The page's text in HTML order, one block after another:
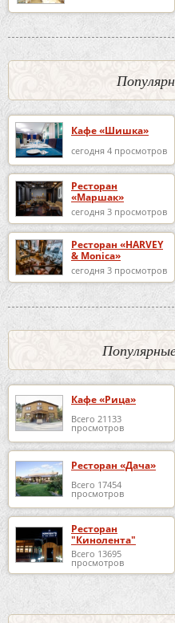
Кафе «Шишка»
сегодня 4 просмотров
Ресторан
«Маршак»
сегодня 3 просмотров
Ресторан «HARVEY
& Monica»
сегодня 3 просмотров
Кафе «Рица»
Всего 21133
просмотров
Ресторан «Дача»
Всего 17454
просмотров
Ресторан
"Кинолента"
Всего 13695
просмотров